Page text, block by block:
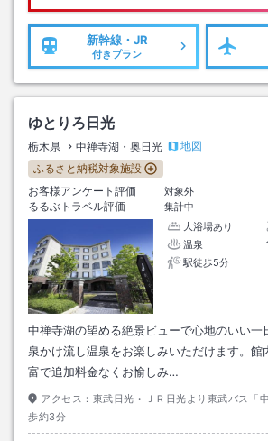
新幹線・JR
付きプラン
ゆとりろ日光
栃木県 中禅寺湖・奥日光
地図
ふるさと納税対象施設
お客様アンケート評価
対象外
るるぶトラベル評価
集計中
大浴場あり
温泉
駅徒歩5分
中禅寺湖の望める絶景ビューで心地のいい一
泉かけ流し温泉をお楽しみいただけます。館
富で追加料金なくお愉しみ…
アクセス： 東武日光・ＪＲ日光より東武バス「
歩約3分